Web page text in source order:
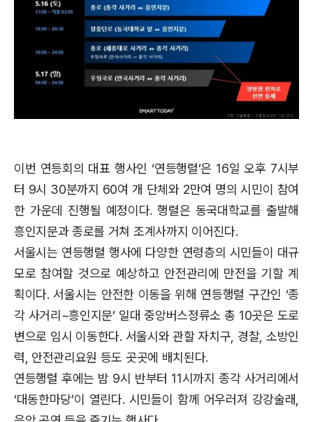
이번 연등회의 대표 행사인 ‘연등행렬’은 16일 오후 7시부
터 9시 30분까지 60여 개 단체와 2만여 명의 시민이 참여
한 가운데 진행될 예정이다. 행렬은 동국대학교를 출발해
흥인지문과 종로를 거쳐 조계사까지 이어진다.
서울시는 연등행렬 행사에 다양한 연령층의 시민들이 대규
모로 참여할 것으로 예상하고 안전관리에 만전을 기할 계
획이다. 서울시는 안전한 이동을 위해 연등행렬 구간인 ‘종
각 사거리~흥인지문’ 일대 중앙버스정류소 총 10곳은 도로
변으로 임시 이동한다. 서울시와 관할 자치구, 경찰, 소방인
력, 안전관리요원 등도 곳곳에 배치된다.
연등행렬 후에는 밤 9시 반부터 11시까지 종각 사거리에서
‘대동한마당’이 열린다. 시민들이 함께 어우러져 강강술래,